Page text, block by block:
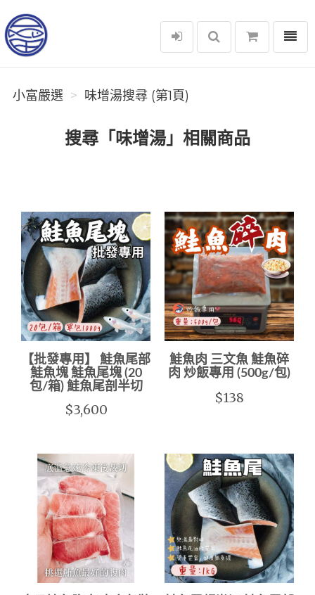
小富嚴選
選單
小富嚴選 味增湯搜尋 (第1頁)
搜尋「味增湯」相關商品
【批發專用】 鮭魚尾部
鮭魚塊 鮭魚尾塊 (20
包/箱) 鮭魚尾剖半切
$3,600
鮭魚肉 三文魚 鮭魚碎
肉 炒飯專用 (500g/包)
$138